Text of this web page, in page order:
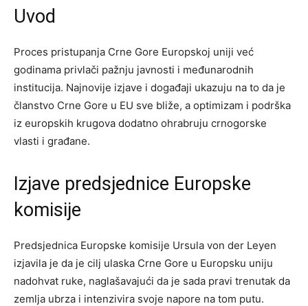
Uvod
Proces pristupanja Crne Gore Europskoj uniji već
godinama privlači pažnju javnosti i međunarodnih
institucija. Najnovije izjave i događaji ukazuju na to da je
članstvo Crne Gore u EU sve bliže, a optimizam i podrška
iz europskih krugova dodatno ohrabruju crnogorske
vlasti i građane.
Izjave predsjednice Europske
komisije
Predsjednica Europske komisije Ursula von der Leyen
izjavila je da je cilj ulaska Crne Gore u Europsku uniju
nadohvat ruke, naglašavajući da je sada pravi trenutak da
zemlja ubrza i intenzivira svoje napore na tom putu.